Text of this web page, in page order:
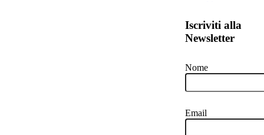
Iscriviti alla
Newsletter
Nome
Email